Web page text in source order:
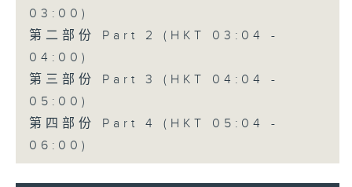
03:00)
第二部份 Part 2 (HKT 03:04 -
04:00)
第三部份 Part 3 (HKT 04:04 -
05:00)
第四部份 Part 4 (HKT 05:04 -
06:00)